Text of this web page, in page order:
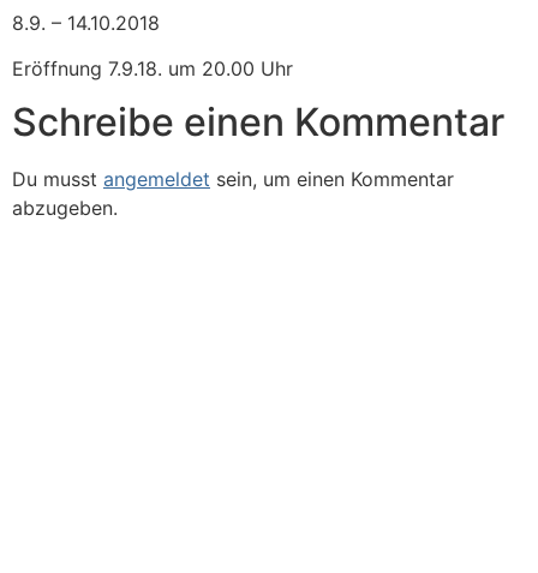
8.9. – 14.10.2018
Eröffnung 7.9.18. um 20.00 Uhr
Schreibe einen Kommentar
Du musst angemeldet sein, um einen Kommentar
abzugeben.